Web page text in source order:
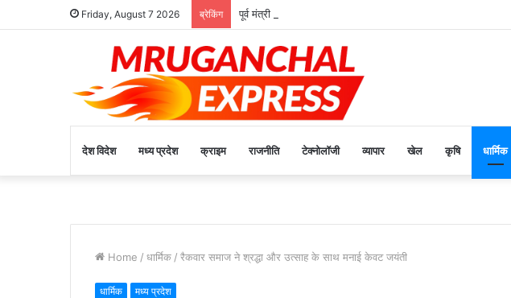
Friday, August 7 2026 ब्रेकिंग पूर्व मंत्री रामपाल सिंह ने किया मूंग उपार्जन केंद्र का औचक निरीक्षण
देश विदेश मध्य प्रदेश क्राइम राजनीति टेक्नोलॉजी व्यापार खेल कृषि धार्मिक
Home / धार्मिक / रैकवार समाज ने श्रद्धा और उत्साह के साथ मनाई केवट जयंती
धार्मिक मध्य प्रदेश